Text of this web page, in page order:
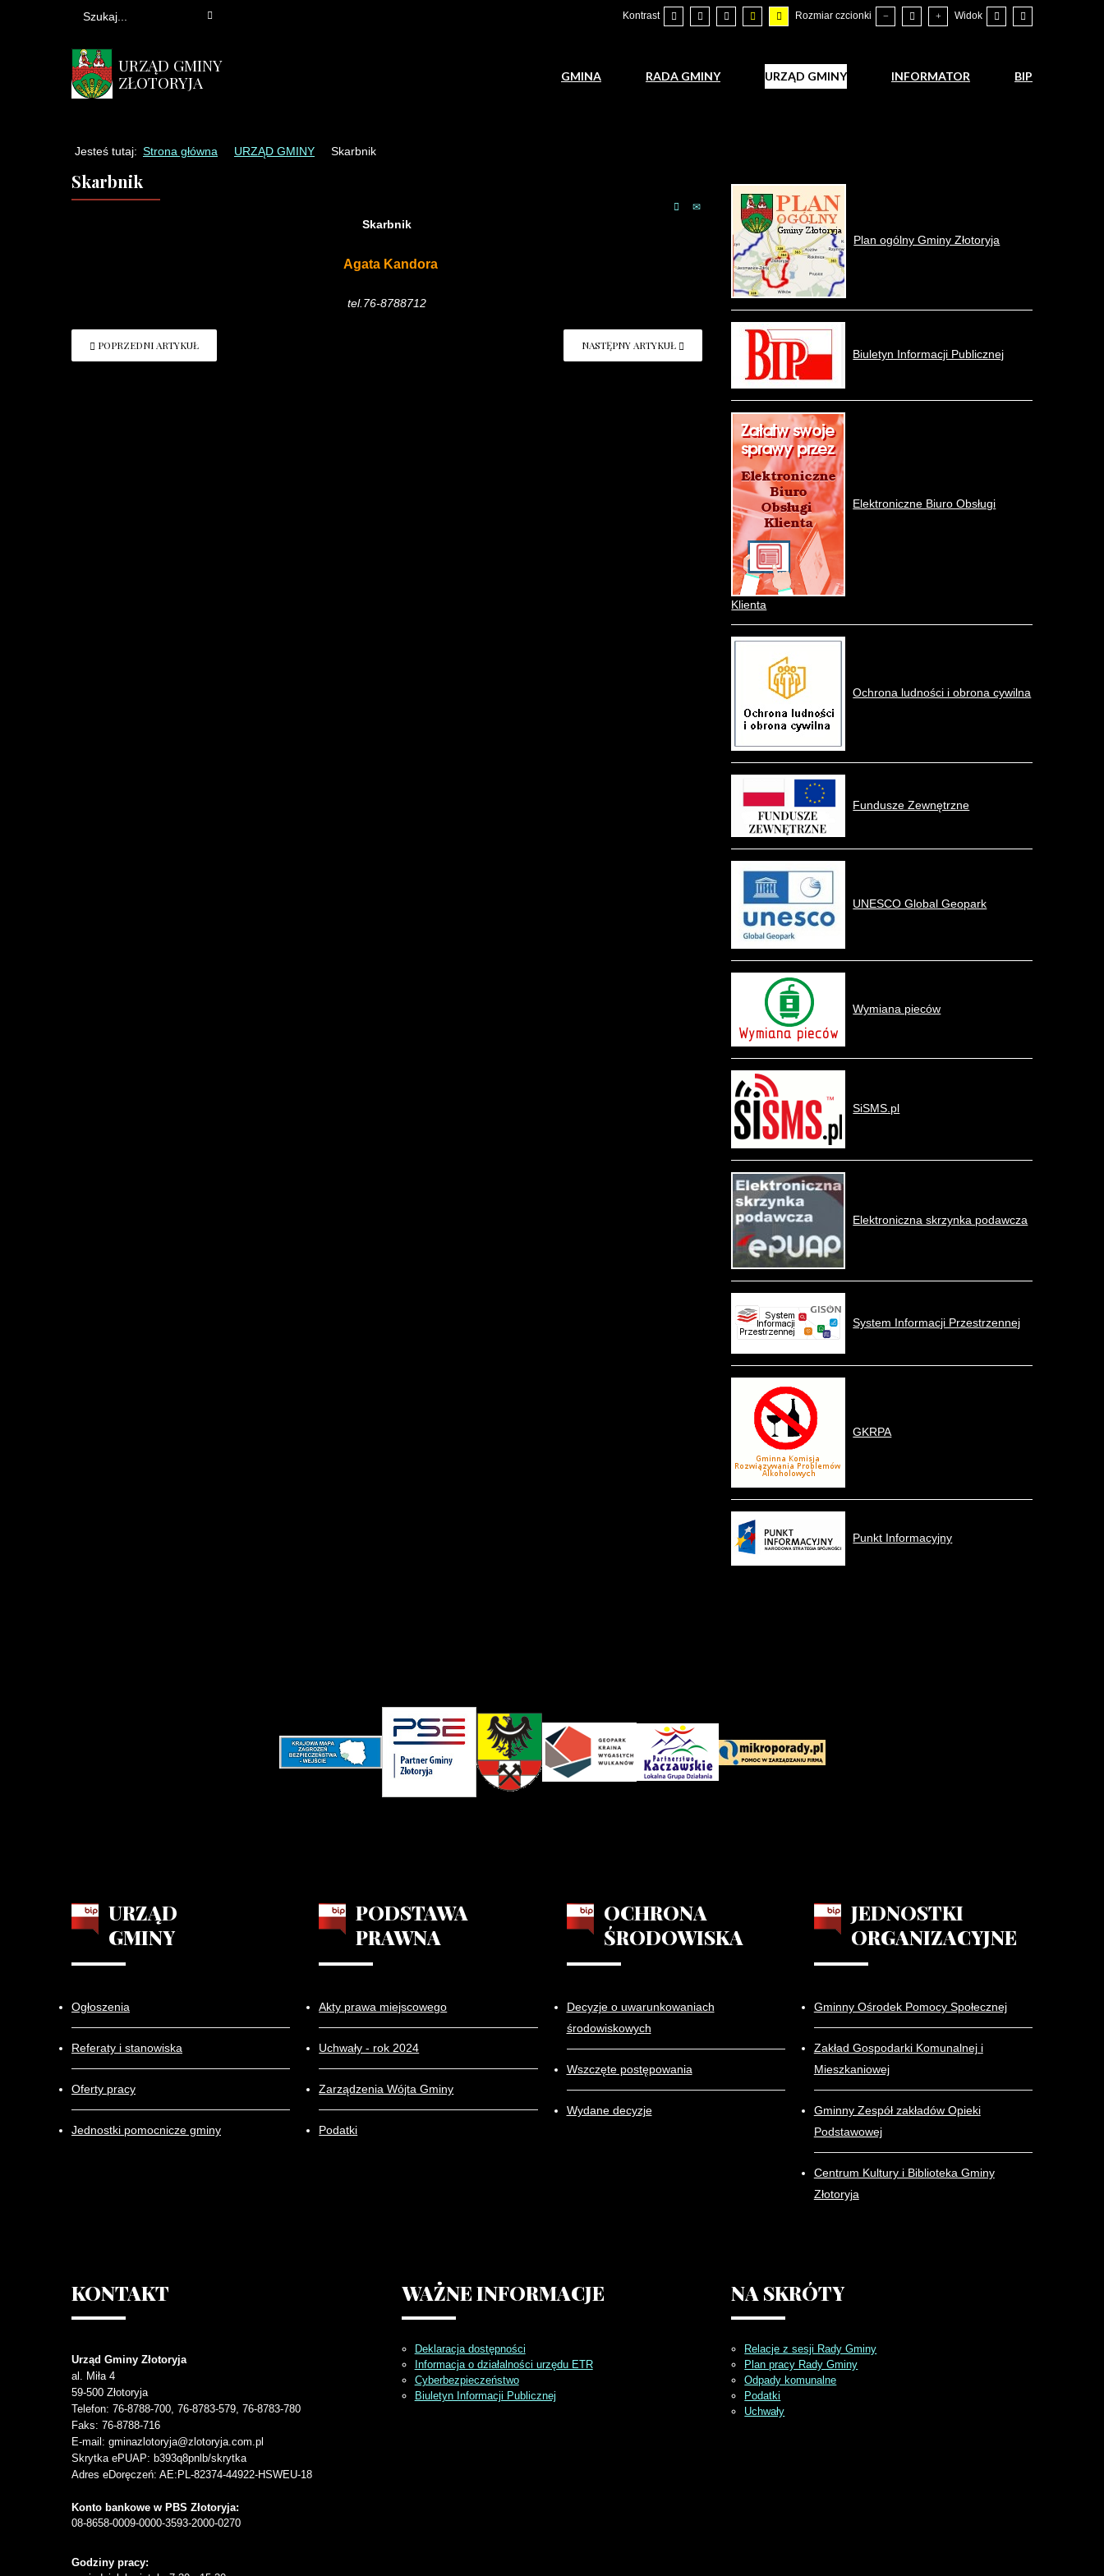
Kontrast Rozmiar czcionki Widok
URZĄD GMINY
ZŁOTORYJA
GMINA RADA GMINY URZĄD GMINY INFORMATOR BIP
Jesteś tutaj: Strona główna URZĄD GMINY Skarbnik
Skarbnik
Skarbnik
Agata Kandora
tel.76-8788712
POPRZEDNI ARTYKUŁ NASTĘPNY ARTYKUŁ
Plan ogólny Gminy Złotoryja
Biuletyn Informacji Publicznej
Elektroniczne Biuro Obsługi
Klienta
Ochrona ludności i obrona cywilna
Fundusze Zewnętrzne
UNESCO Global Geopark
Wymiana pieców
SiSMS.pl
Elektroniczna skrzynka podawcza
System Informacji Przestrzennej
GKRPA
Punkt Informacyjny
URZĄD
GMINY
Ogłoszenia
Referaty i stanowiska
Oferty pracy
Jednostki pomocnicze gminy
PODSTAWA
PRAWNA
Akty prawa miejscowego
Uchwały - rok 2024
Zarządzenia Wójta Gminy
Podatki
OCHRONA
ŚRODOWISKA
Decyzje o uwarunkowaniach
środowiskowych
Wszczęte postępowania
Wydane decyzje
JEDNOSTKI
ORGANIZACYJNE
Gminny Ośrodek Pomocy Społecznej
Zakład Gospodarki Komunalnej i
Mieszkaniowej
Gminny Zespół zakładów Opieki
Podstawowej
Centrum Kultury i Biblioteka Gminy
Złotoryja
KONTAKT
Urząd Gminy Złotoryja
al. Miła 4
59-500 Złotoryja
Telefon: 76-8788-700, 76-8783-579, 76-8783-780
Faks: 76-8788-716
E-mail: gminazlotoryja@zlotoryja.com.pl
Skrytka ePUAP: b393q8pnlb/skrytka
Adres eDoręczeń: AE:PL-82374-44922-HSWEU-18
Konto bankowe w PBS Złotoryja:
08-8658-0009-0000-3593-2000-0270
Godziny pracy:
WAŻNEINFORMACJE
Deklaracja dostępności
Informacja o działalności urzędu ETR
Cyberbezpieczeństwo
Biuletyn Informacji Publicznej
NA SKRÓTY
Relacje z sesji Rady Gminy
Plan pracy Rady Gminy
Odpady komunalne
Podatki
Uchwały